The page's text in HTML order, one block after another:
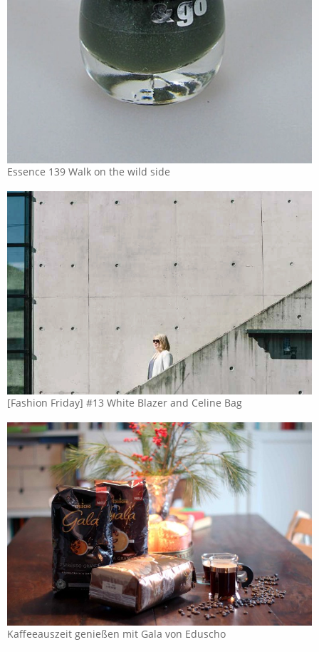
Essence 139 Walk on the wild side
[Fashion Friday] #13 White Blazer and Celine Bag
Kaffeeauszeit genießen mit Gala von Eduscho